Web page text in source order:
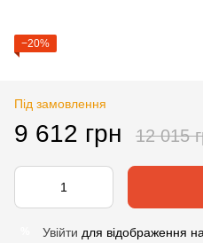
−20%
Під замовлення
9 612 грн 12 015
Увійти для відображення